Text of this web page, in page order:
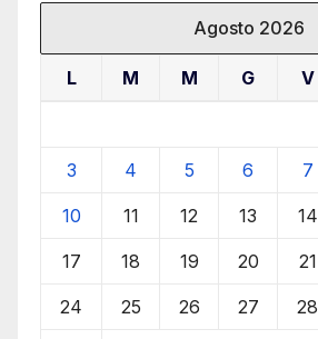
Agosto 2026
L M M G V
3 4 5 6 7
10 11 12 13 14
17 18 19 20 21
24 25 26 27 28